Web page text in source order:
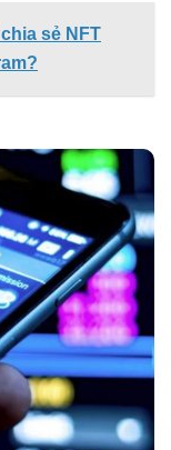
sẻ NFT